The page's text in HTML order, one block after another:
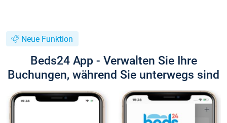
Neue Funktion
Beds24 App - Verwalten Sie Ihre
Buchungen, während Sie unterwegs sind